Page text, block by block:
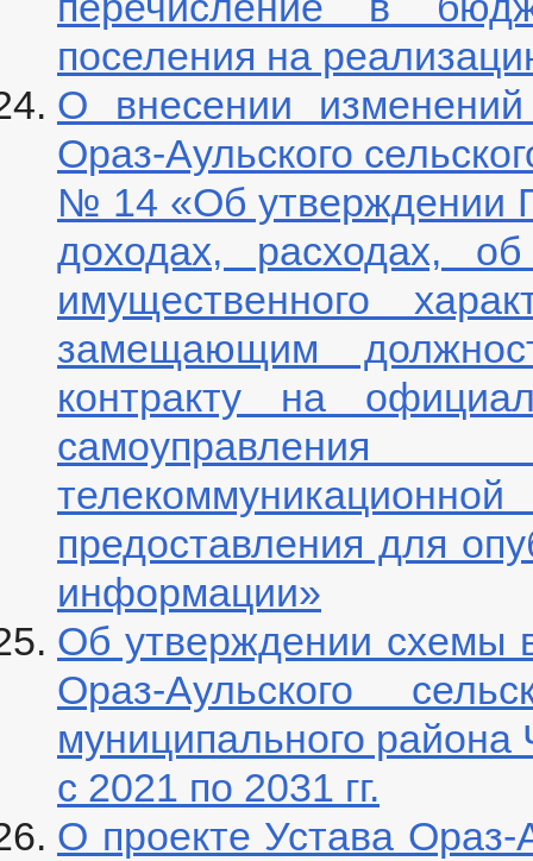
поселения на
О внесении
Ораз-Аульского
№ 14 «Об утверждении
доходах, расходах,
имущественного
замещающим
контракту на
предоставления для
информации»
Об утверждении схемы
Ораз-Аульского
муниципального района
с 2021 по 2031 гг.
О проекте Устава Ораз-